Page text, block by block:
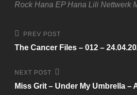
Rock Hana EP Hana Lili Nettwerk
Beitragsnavigation
Previous
Post
PREV POST
The Cancer Files – 012 –
Next
Post
NEXT POST
Miss Grit – Under My Umbrella –